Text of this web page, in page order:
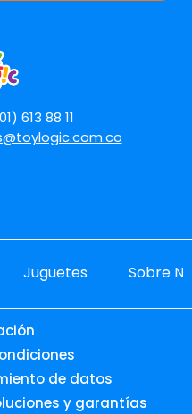
613 88 11
Juguetes Sobre
de datos
y garantías